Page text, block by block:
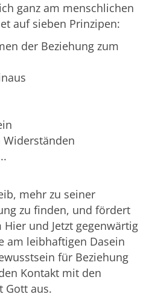
ganz am menschlichen
auf sieben Prinzipen:
der Beziehung zum
mehr zu seiner
zu finden, und fördert
und Jetzt gegenwärtig
am leibhaftigen Dasein
für Beziehung
Kontakt mit den
Gott aus.